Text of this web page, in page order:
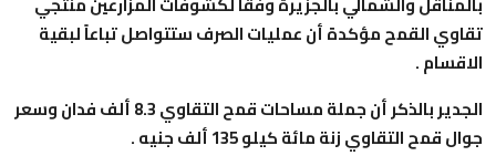
تقاوي القمح مؤكدة أن عمليات الصرف ستتواصل تباعاً لبقية
الاقسام .
الجدير بالذكر أن جملة مساحات قمح التقاوي 8.3 ألف فدان وسعر
جوال قمح التقاوي زنة مائة كيلو 135 ألف جنيه .